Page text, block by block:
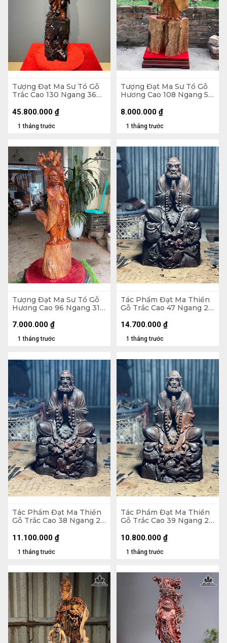
Tượng Đạt Ma Sư Tổ Gỗ
Trắc Cao 130 Ngang 36
1 tháng trước
45.800.000 ₫
Tượng Đạt Ma Sư Tổ Gỗ
Hương Cao 108 Ngang 58
1 tháng trước
8.000.000 ₫
Tượng Đạt Ma Sư Tổ Gỗ
Hương Cao 96 Ngang 31
1 tháng trước
7.000.000 ₫
Tác Phẩm Đạt Ma Thiền
Gỗ Trắc Cao 47 Ngang 26
1 tháng trước
14.700.000 ₫
Tác Phẩm Đạt Ma Thiền
Gỗ Trắc Cao 38 Ngang 23
1 tháng trước
11.100.000 ₫
Tác Phẩm Đạt Ma Thiền
Gỗ Trắc Cao 39 Ngang 22
1 tháng trước
10.800.000 ₫